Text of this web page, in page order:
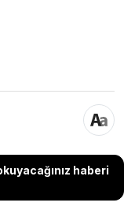
haberi